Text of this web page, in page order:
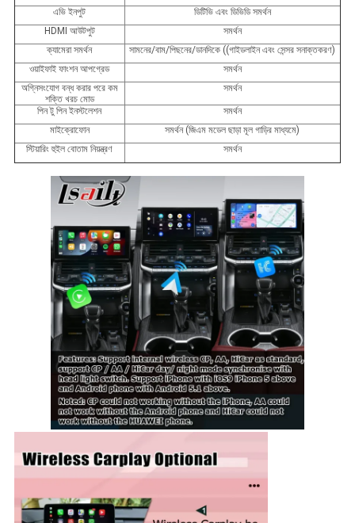
এভি ইনপুট
ডিটিভি এবং ডিভিডি সমর্থন
HDMI আউটপুট
সমর্থন
ক্যামেরা সমর্থন
সামনের/বাম/পিছনের/ডানদিকে ((গাইডলাইন এবং সেন্সর সনাক্তকরণ)
ওয়াইফাই ফাংশন আপগ্রেড
সমর্থন
অগ্নিসংযোগ বন্ধ করার পরে কম
শক্তি খরচ মোড
সমর্থন
পিন টু পিন ইনস্টলেশন
সমর্থন
মাইক্রোফোন
সমর্থন (জিএম মডেল ছাড়া মূল গাড়ির মাধ্যমে)
স্টিয়ারিং হুইল বোতাম নিয়ন্ত্রণ
সমর্থন